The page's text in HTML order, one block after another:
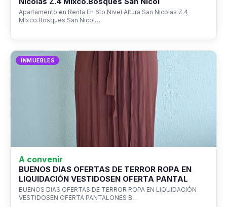
Apartamento en Renta En 6to.Nivel Altura San Nicolas Z.4
Mixco.Bosques San Nicol…
INMUEBLES
A convenir
BUENOS DIAS OFERTAS DE TERROR ROPA EN
LIQUIDACIÓN VESTIDOSEN OFERTA PANTAL
BUENOS DIAS OFERTAS DE TERROR ROPA EN LIQUIDACIÓN
VESTIDOSEN OFERTA PANTALONES B…